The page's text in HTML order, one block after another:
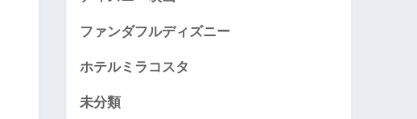
ファンダフルディズニー
ホテルミラコスタ
未分類